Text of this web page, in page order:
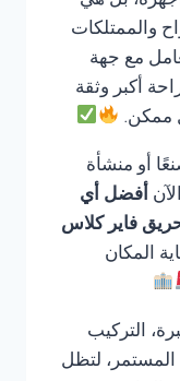
والممتلكات
مع جهة
أكبر وثقة
ممكن.
أو منشأة
أفضل أي
فاير كلاس
المكان
التركيب
المستمر، لتظل